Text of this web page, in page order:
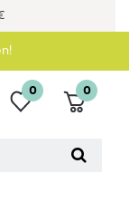
0 0